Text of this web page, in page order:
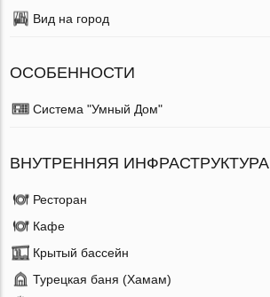
Вид на город
ОСОБЕННОСТИ
Система "Умный Дом"
ВНУТРЕННЯЯ ИНФРАСТРУКТУРА
Ресторан
Кафе
Крытый бассейн
Турецкая баня (Хамам)